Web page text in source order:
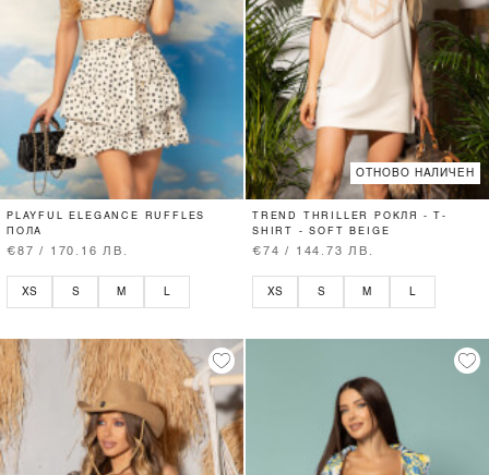
PLAYFUL ELEGANCE RUFFLES
ПОЛА
€87 / 170.16 ЛВ.
XS S M L
ОТНОВО НАЛИЧЕН
TREND THRILLER РОКЛЯ - T-
SHIRT - SOFT BEIGE
€74 / 144.73 ЛВ.
XS S M L